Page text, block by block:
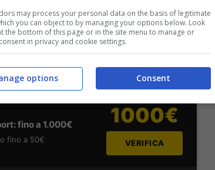
2050€
e sport
100% fino a 50€ in
fino a 2000€ in Bonus
2050€
VERIFICA
fino a 1.000€
fino a 50€
1000€
VERIFICA
may process your personal data on the basis of legitimate
you can object to by managing your options below. Look
the bottom of this page or in the site menu to manage or
in privacy and cookie settings.
Consent
options